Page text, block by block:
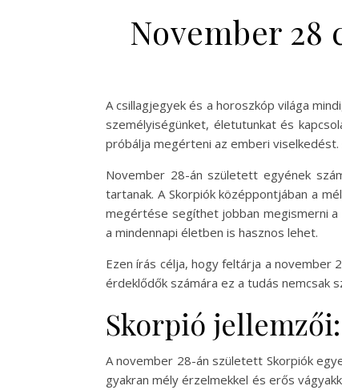
November 28
A csillagjegyek és a horoszkóp világa
személyiségünket, életutunkat és
próbálja megérteni az emberi
November 28-án született egyének
tartanak. A Skorpiók középpontjában a
megértése segíthet jobban megismerni
a mindennapi életben is hasznos lehet.
Ezen írás célja, hogy feltárja a november
érdeklődők számára ez a tudás nemcsak
Skorpió
A november 28-án született Skorpiók
gyakran mély érzelmekkel és erős